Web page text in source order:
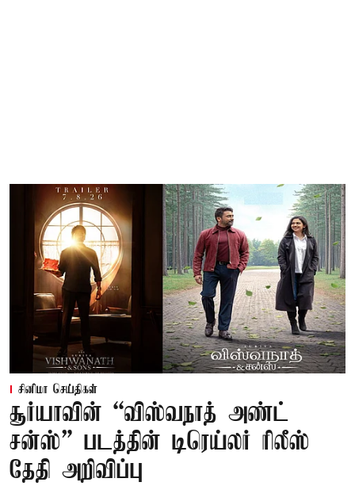
சினிமா செய்திகள்
சூர்யாவின் “விஸ்வநாத் அண்ட்
சன்ஸ்” படத்தின் டிரெய்லர் ரிலீஸ்
தேதி அறிவிப்பு